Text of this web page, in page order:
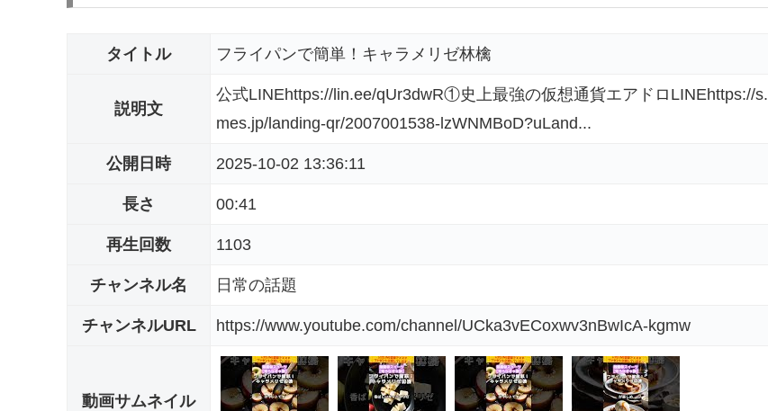
タイトル フライパンで簡単！キャラメリゼ林檎
説明文
公式LINEhttps://lin.ee/qUr3dwR①史上最強の仮想通貨エアドロLINEhttps://s.l
mes.jp/landing-qr/2007001538-lzWNMBoD?uLand...
公開日時 2025-10-02 13:36:11
長さ 00:41
再生回数 1103
チャンネル名 日常の話題
チャンネルURL https://www.youtube.com/channel/UCka3vECoxwv3nBwIcA-kgmw
動画サムネイル